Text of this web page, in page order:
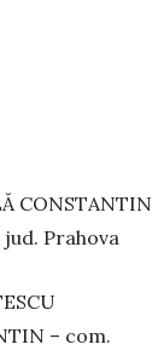
CONSTANTIN
jud. Prahova
– com.